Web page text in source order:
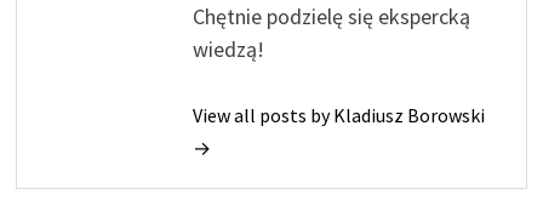
Chętnie podzielę się ekspercką
wiedzą!
View all posts by Kladiusz Borowski
→